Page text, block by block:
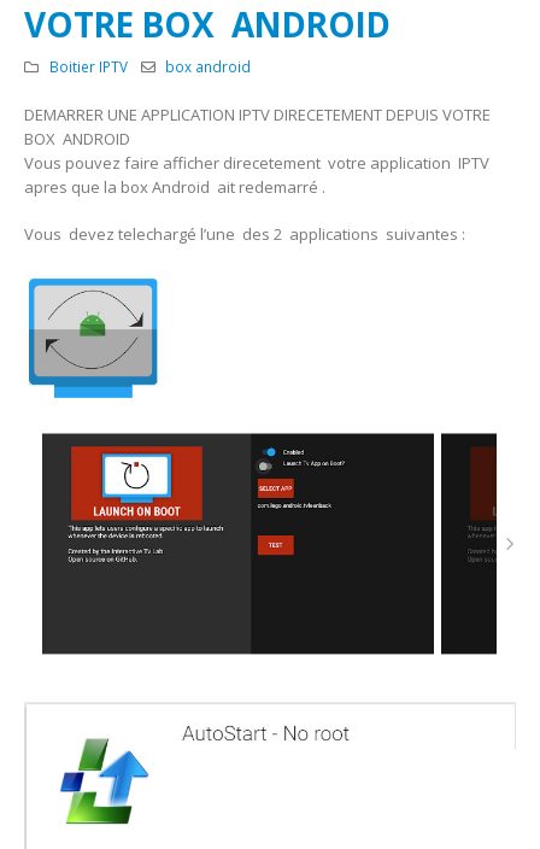
VOTRE BOX ANDROID
Boitier IPTV box android
DEMARRER UNE APPLICATION IPTV DIRECETEMENT DEPUIS VOTRE
BOX ANDROID
Vous pouvez faire afficher direcetement votre application IPTV
apres que la box Android ait redemarré .
Vous devez telechargé l’une des 2 applications suivantes :